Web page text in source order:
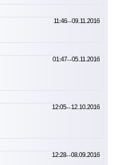
11:46--09.11.2016
01:47--05.11.2016
12:05--12.10.2016
12:28--08.09.2016